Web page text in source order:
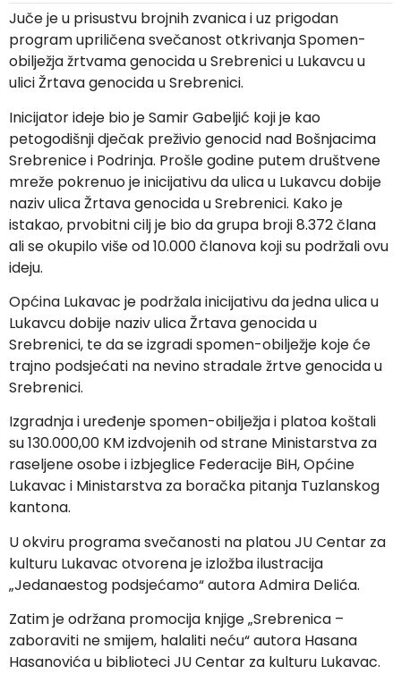
Juče je u prisustvu brojnih zvanica i uz prigodan
program upriličena svečanost otkrivanja Spomen-
obilježja žrtvama genocida u Srebrenici u Lukavcu u
ulici Žrtava genocida u Srebrenici.
Inicijator ideje bio je Samir Gabeljić koji je kao
petogodišnji dječak preživio genocid nad Bošnjacima
Srebrenice i Podrinja. Prošle godine putem društvene
mreže pokrenuo je inicijativu da ulica u Lukavcu dobije
naziv ulica Žrtava genocida u Srebrenici. Kako je
istakao, prvobitni cilj je bio da grupa broji 8.372 člana
ali se okupilo više od 10.000 članova koji su podržali ovu
ideju.
Općina Lukavac je podržala inicijativu da jedna ulica u
Lukavcu dobije naziv ulica Žrtava genocida u
Srebrenici, te da se izgradi spomen-obilježje koje će
trajno podsjećati na nevino stradale žrtve genocida u
Srebrenici.
Izgradnja i uređenje spomen-obilježja i platoa koštali
su 130.000,00 KM izdvojenih od strane Ministarstva za
raseljene osobe i izbjeglice Federacije BiH, Općine
Lukavac i Ministarstva za boračka pitanja Tuzlanskog
kantona.
U okviru programa svečanosti na platou JU Centar za
kulturu Lukavac otvorena je izložba ilustracija
„Jedanaestog podsjećamo“ autora Admira Delića.
Zatim je održana promocija knjige „Srebrenica –
zaboraviti ne smijem, halaliti neću“ autora Hasana
Hasanovića u biblioteci JU Centar za kulturu Lukavac.